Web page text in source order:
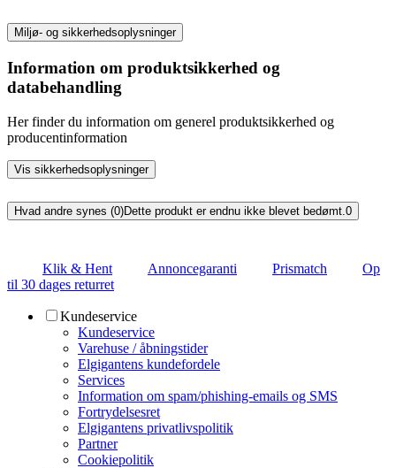
Miljø- og sikkerhedsoplysninger
Information om produktsikkerhed og
databehandling
Her finder du information om generel produktsikkerhed og
producentinformation
Vis sikkerhedsoplysninger
Hvad andre synes (0)Dette produkt er endnu ikke blevet bedømt.0
Klik & Hent Annoncegaranti Prismatch
Op
til 30 dages returret
Kundeservice
Kundeservice
Varehuse / åbningstider
Elgigantens kundefordele
Services
Information om spam/phishing-emails og SMS
Fortrydelsesret
Elgigantens privatlivspolitik
Partner
Cookiepolitik